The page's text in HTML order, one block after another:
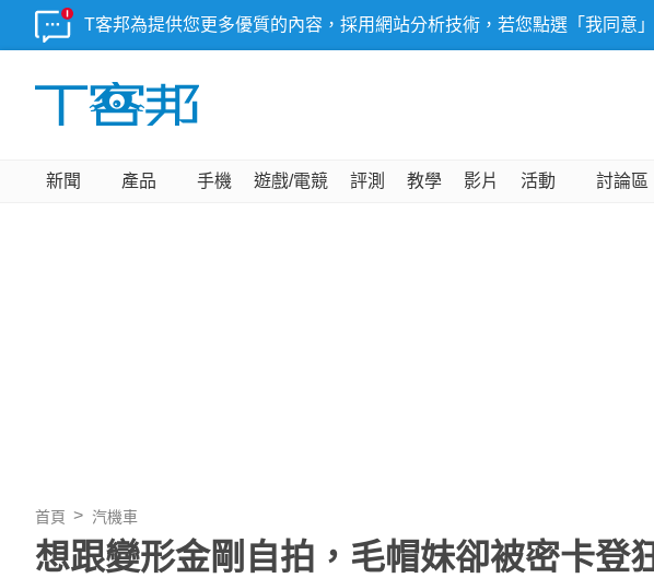
T客邦為提供您更多優質的內容，採用網站分析技術，若您點選「我同意
新聞 產品 手機 遊戲/電競 評測 教學 影片 活動 討論區
首頁 汽機車
想跟變形金剛自拍，毛帽妹卻被密卡登